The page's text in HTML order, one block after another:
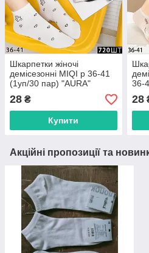
Шкарпетки жіночі
демісезонні MIQI р 36-41
(1уп/30 пар) "AURA"
купити гуртом в Одесі на 7
км
28 ₴
Купити
36-
км
28
Акційні пропозиції та